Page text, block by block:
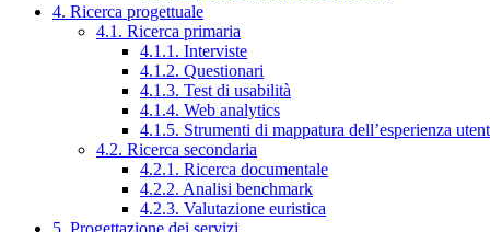
4. Ricerca progettuale
4.1. Ricerca primaria
4.1.1. Interviste
4.1.2. Questionari
4.1.3. Test di usabilità
4.1.4. Web analytics
4.1.5. Strumenti di mappatura dell’esperienza
4.2. Ricerca secondaria
4.2.1. Ricerca documentale
4.2.2. Analisi benchmark
4.2.3. Valutazione euristica
5. Progettazione dei servizi